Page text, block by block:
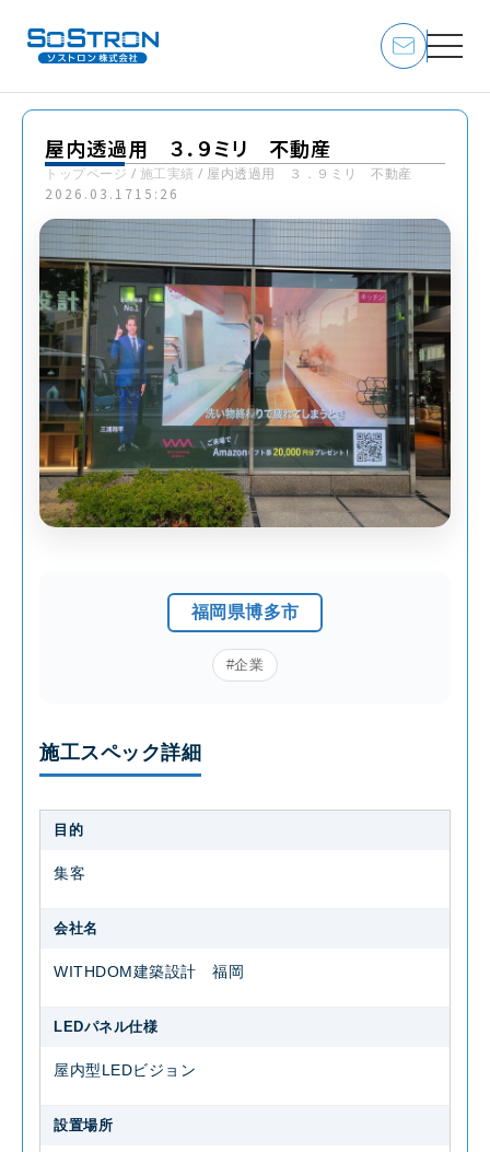
屋内透過用 ３．９ミリ 不動産
トップページ / 施工実績 / 屋内透過用 ３．９ミリ 不動産
2026.03.1715:26
福岡県博多市
#企業
施工スペック詳細
目的
集客
会社名
WITHDOM建築設計 福岡
LEDパネル仕様
屋内型LEDビジョン
設置場所